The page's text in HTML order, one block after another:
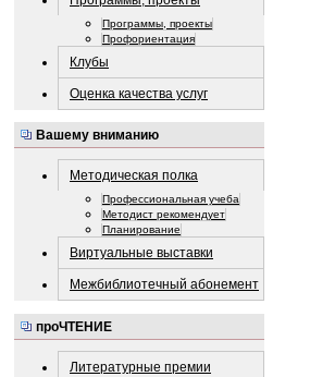
Программы, проекты
Профориентация
Клубы
Оценка качества услуг
Вашему вниманию
Методическая полка
Профессиональная учеба
Методист рекомендует
Планирование
Виртуальные выставки
Межбиблиотечный абонемент
проЧТЕНИЕ
Литературные премии